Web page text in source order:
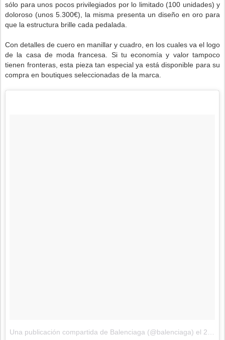
sólo para unos pocos privilegiados por lo limitado (100 unidades) y
doloroso (unos 5.300€), la misma presenta un diseño en oro para
que la estructura brille cada pedalada.
Con detalles de cuero en manillar y cuadro, en los cuales va el logo
de la casa de moda francesa. Si tu economía y valor tampoco
tienen fronteras, esta pieza tan especial ya está disponible para su
compra en boutiques seleccionadas de la marca.
Una publicación compartida de Balenciaga (@balenciaga) el 29 de Sep de 2017 a la(s) 12:32 PDT